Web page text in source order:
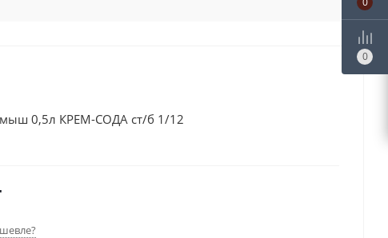
0,5л КРЕМ-СОДА ст/б 1/12
0